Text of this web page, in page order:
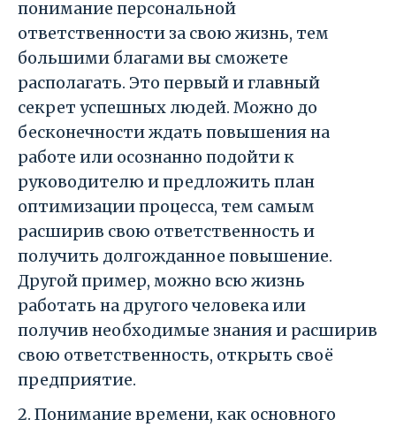
понимание персональной
ответственности за свою жизнь, тем
большими благами вы сможете
располагать. Это первый и главный
секрет успешных людей. Можно до
бесконечности ждать повышения на
работе или осознанно подойти к
руководителю и предложить план
оптимизации процесса, тем самым
расширив свою ответственность и
получить долгожданное повышение.
Другой пример, можно всю жизнь
работать на другого человека или
получив необходимые знания и расширив
свою ответственность, открыть своё
предприятие.
2. Понимание времени, как основного